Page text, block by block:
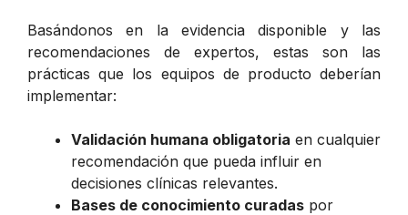
Basándonos en la evidencia disponible y las
recomendaciones de expertos, estas son las
prácticas que los equipos de producto deberían
implementar:
Validación humana obligatoria en cualquier
recomendación que pueda influir en
decisiones clínicas relevantes.
Bases de conocimiento curadas por